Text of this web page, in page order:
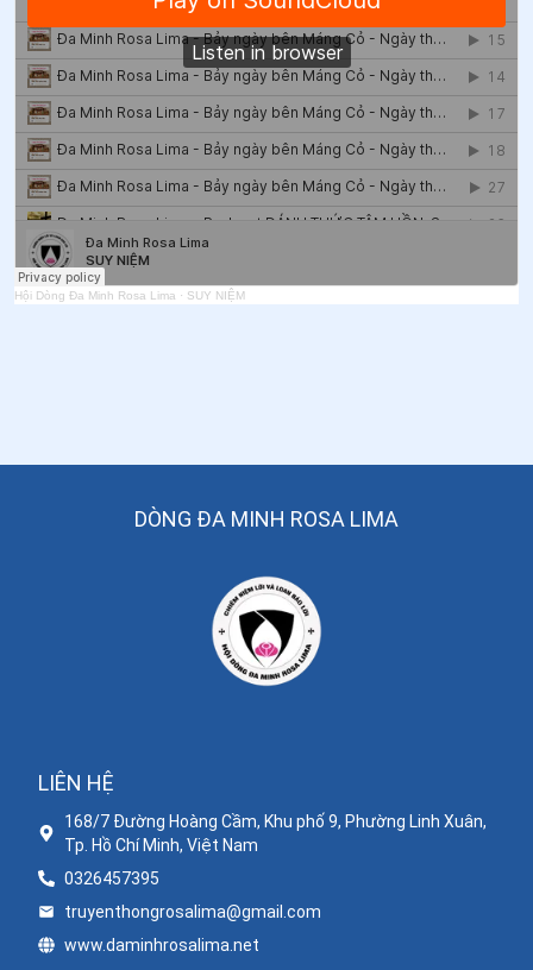
Hội Dòng Đa Minh Rosa Lima · SUY NIỆM
DÒNG ĐA MINH ROSA LIMA
LIÊN HỆ
168/7 Đường Hoàng Cầm, Khu phố 9, Phường Linh Xuân,
Tp. Hồ Chí Minh, Việt Nam
0326457395
truyenthongrosalima@gmail.com
www.daminhrosalima.net